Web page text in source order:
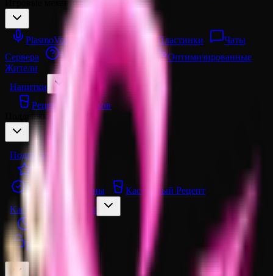
Игровые механики
PlasmoVoice Музыкальные Пластинки
Чаты
Сервера
Уникальные Крафты
Оптимизированные
Жители
Напитки
Рецепты Напитков
Поддержка сервера
Подписки
Значки
Скины
Кастомный Рецепт
Кастомные Порталы
Разблокировка